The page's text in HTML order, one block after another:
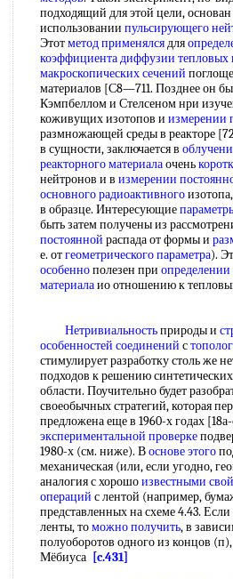
подходящий для этой цели,
использовании пульсирующего
Этотметод применялсядля
коэффициента диффузии тепловых
макроскопических сечений
материалов [С8—711. Позднее он
Кэмпбеллом и Стелсеном нри
коживущих изотопов и измерении
размножающей среды в реакторе
в сущности, заключается в
реакторного материалаочень
нейтронов и в измерении
основного радиоактивного
в образце. Интересующие
быть затем получены из
постоянной распада от формы и
е. отгеометрического параметра).
особеннополезен при определении
материалаио отношению к
Нетривиальностьприроды и
особенностей соединений с
стимулирует разработку столь же
подходов к решению синтетических
области. Поучительно будет
своеобычных стратегий, которая
предложена еще в 1960-х годах
экспериментальной проверке
1980-х (см. ниже). Воснове этого
механическая (или, если угодно,
аналогия с хорошоизвестными
операций с лентой (например,
представленных на схеме 4.43.
ленты, томожно получить, в
полуоборотов одного из концов
Мёбиуса [c.431]